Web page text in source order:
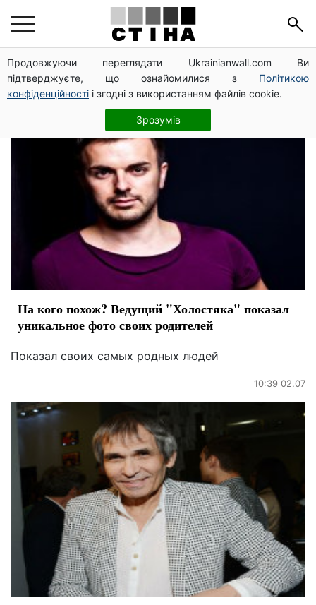
Продовжуючи переглядати Ukrainianwall.com Ви
підтверджуєте, що ознайомилися з Політикою
конфіденційності і згодні з використанням файлів cookie.
Зрозумів
шоу
На кого похож? Ведущий "Холостяка" показал
уникальное фото своих родителей
Показал своих самых родных людей
10:39 02.07